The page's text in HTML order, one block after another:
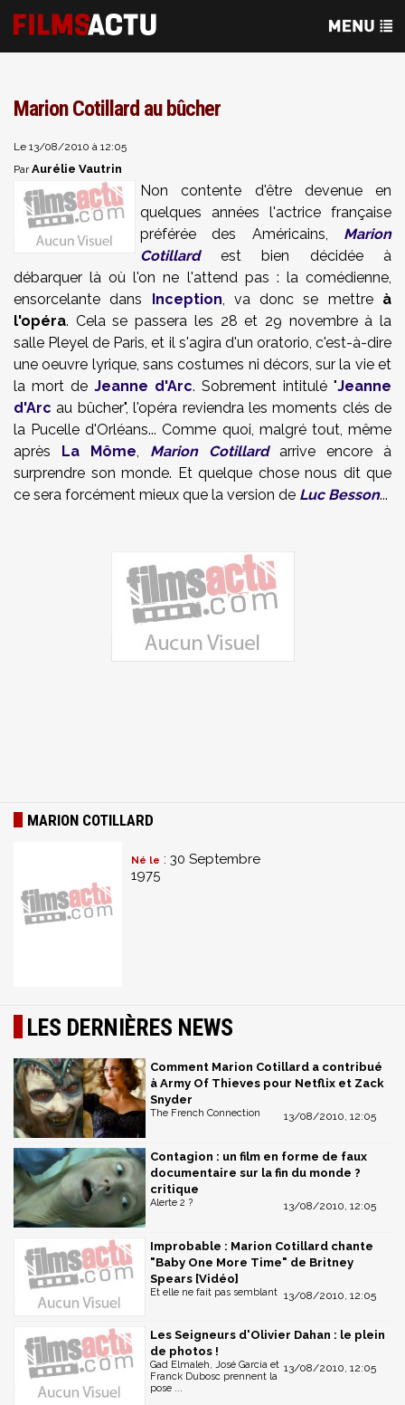
Marion Cotillard au bûcher
Le 13/08/2010 à 12:05
ParAurélie Vautrin
Non contente d'être devenue en
quelques années l'actrice française
préférée des Américains, Marion
Cotillardest bien décidée à
débarquer là où l'on ne l'attend pas : la comédienne,
ensorcelante dans Inception, va donc se mettre à
l'opéra. Cela se passera les 28 et 29 novembre à la
salle Pleyel de Paris, et il s'agira d'un oratorio, c'est-à-dire
une oeuvre lyrique, sans costumes ni décors, sur la vie et
la mort de Jeanne d'Arc. Sobrement intitulé "Jeanne
d'Arc au bûcher", l'opéra reviendra les moments clés de
la Pucelle d'Orléans... Comme quoi, malgré tout, même
après La Môme, Marion Cotillardarrive encore à
surprendre son monde. Et quelque chose nous dit que
ce sera forcément mieux que la version de Luc Besson...
MARION COTILLARD
Né le : 30 Septembre
1975
LES DERNIÈRES NEWS
Comment Marion Cotillard a contribué
à Army Of Thieves pour Netflix et Zack
Snyder
13/08/2010, 12:05
The French Connection
Contagion : un film en forme de faux
documentaire sur la fin du monde ?
critique
13/08/2010, 12:05
Alerte 2 ?
Improbable : Marion Cotillard chante
"Baby One More Time" de Britney
Spears [Vidéo]
13/08/2010, 12:05
Et elle ne fait pas semblant
Les Seigneurs d'Olivier Dahan : le plein
de photos !
13/08/2010, 12:05
Gad Elmaleh, José Garcia et
Franck Dubosc prennent la
pose ...